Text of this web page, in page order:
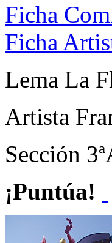
Ficha
Ficha
Lema La
Artista
Sección
¡Puntúa!